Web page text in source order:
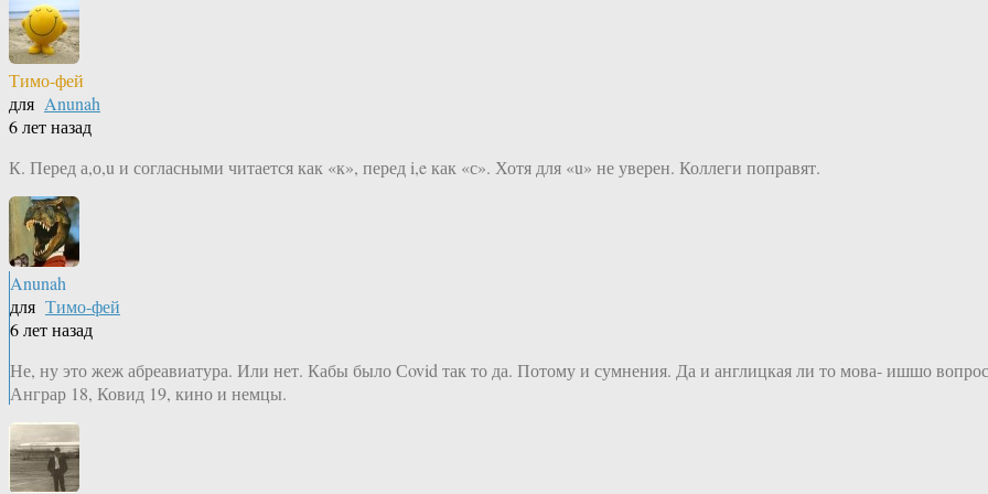
Тимо-фей
для Anunah
6 лет назад
К. Перед а,о,u и согласными читается как «к», перед i,e как «с». Хотя для «u» не уверен. Коллеги поправят.
Anunah
для Тимо-фей
6 лет назад
Не, ну это жеж абреавиатура. Или нет. Кабы было Сovid так то да. Потому и сумнения. Да и англицкая ли то мова- ишшо
Анграр 18, Ковид 19, кино и немцы.